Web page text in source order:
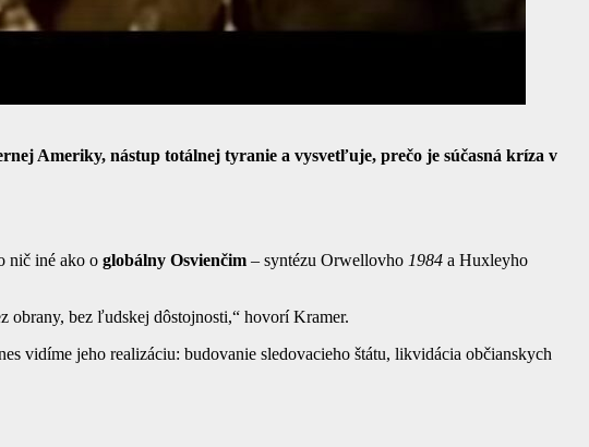
Ameriky, nástup totálnej tyranie a vysvetľuje, prečo je súčasná kríza v
nič iné ako o globálny Osvienčim – syntézu Orwellovho 1984 a Huxleyho
obrany, bez ľudskej dôstojnosti,“ hovorí Kramer.
vidíme jeho realizáciu: budovanie sledovacieho štátu, likvidácia občianskych